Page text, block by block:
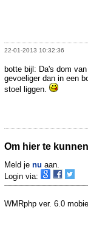
22-01-2013 10:32:36
botte bijl: Da's dom
gevoeliger dan in een
stoel liggen.
Om hier te
Meld je nu aan.
Login via:
WMRphp ver. 6.0